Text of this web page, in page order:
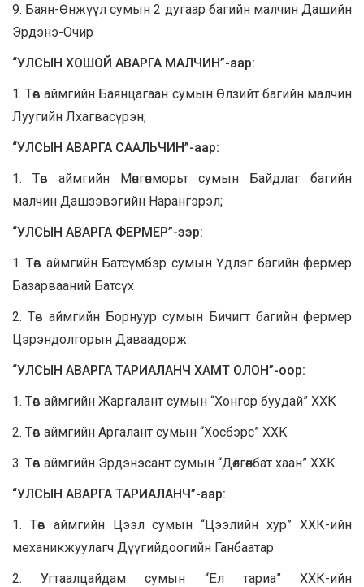
9. Баян-Өнжүүл сумын 2 дугаар багийн малчин Дашийн
Эрдэнэ-Очир
“УЛСЫН ХОШОЙ АВАРГА МАЛЧИН”-аар:
1. Төв аймгийн Баянцагаан сумын Өлзийт багийн малчин
Луугийн Лхагвасүрэн;
“УЛСЫН АВАРГА СААЛЬЧИН”-аар:
1. Төв аймгийн Мөнгөнморьт сумын Байдлаг багийн
малчин Дашзэвэгийн Нарангэрэл;
“УЛСЫН АВАРГА ФЕРМЕР”-ээр:
1. Төв аймгийн Батсүмбэр сумын Үдлэг багийн фермер
Базарвааний Батсүх
2. Төв аймгийн Борнуур сумын Бичигт багийн фермер
Цэрэндолгорын Даваадорж
“УЛСЫН АВАРГА ТАРИАЛАНЧ ХАМТ ОЛОН”-оор:
1. Төв аймгийн Жаргалант сумын “Хонгор буудай” ХХК
2. Төв аймгийн Аргалант сумын “Хосбэрс” ХХК
3. Төв аймгийн Эрдэнэсант сумын “Дөлгөөнбат хаан” ХХК
“УЛСЫН АВАРГА ТАРИАЛАНЧ”-аар:
1. Төв аймгийн Цээл сумын “Цээлийн хур” ХХК-ийн
механикжуулагч Дүүгийдоогийн Ганбаатар
2. Угтаалцайдам сумын “Ёл тариа” ХХК-ийн